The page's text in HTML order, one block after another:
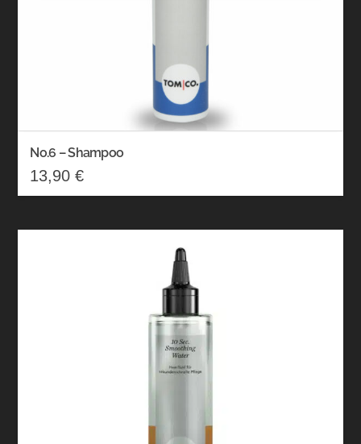
No.6 – Shampoo
13,90€